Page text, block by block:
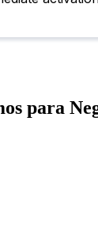
para